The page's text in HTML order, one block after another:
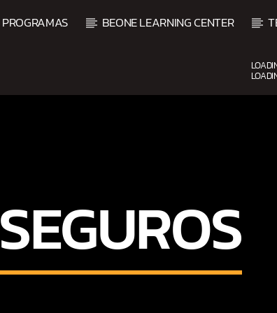
PROGRAMAS BEONE LEARNING CENTER
2:00 PM 5:00 PM
SEGUROS